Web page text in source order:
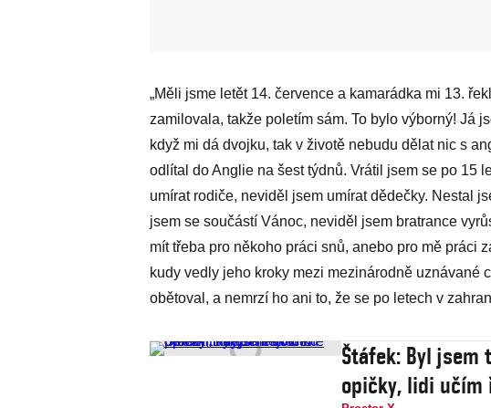
„Měli jsme letět 14. července a kamarádka mi 13.
zamilovala, takže poletím sám. To bylo výborný! Já
když mi dá dvojku, tak v životě nebudu dělat nic s
odlítal do Anglie na šest týdnů. Vrátil jsem se po 15
umírat rodiče, neviděl jsem umírat dědečky. Nestal
jsem se součástí Vánoc, neviděl jsem bratrance
mít třeba pro někoho práci snů, anebo pro mě práci
kudy vedly jeho kroky mezi mezinárodně uznávané
obětoval, a nemrzí ho ani to, že se po letech v
Štáfek: Byl jsem
opičky, lidi